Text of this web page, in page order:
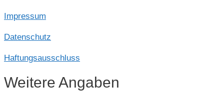
Impressum
Datenschutz
Haftungsausschluss
Weitere Angaben